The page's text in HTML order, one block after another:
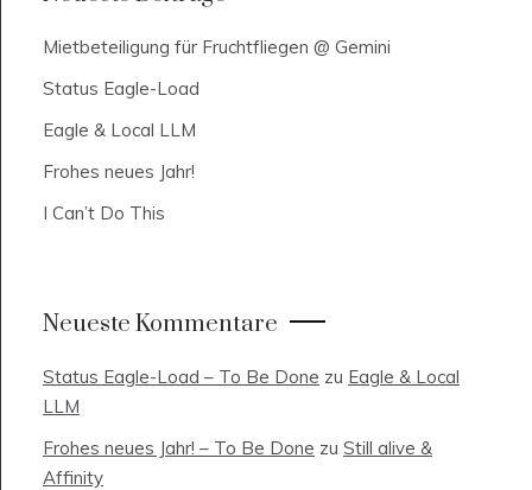
Mietbeteiligung für Fruchtfliegen @ Gemini
Status Eagle-Load
Eagle & Local LLM
Frohes neues Jahr!
I Can’t Do This
Neueste Kommentare
Status Eagle-Load – To Be Done zu Eagle & Local
LLM
Frohes neues Jahr! – To Be Done zu Still alive &
Affinity